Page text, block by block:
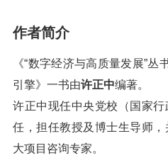
作者简介
《“数字经济与高质量发展”
引擎》一书由许正中编著。
许正中现任中央党校（国家
任，担任教授及博士生导师
大项目咨询专家。